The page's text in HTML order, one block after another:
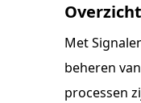
Met
beheren
processen